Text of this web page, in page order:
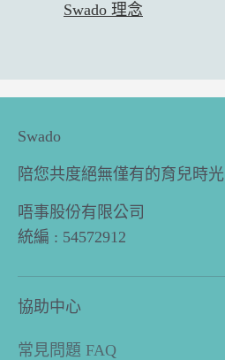
Swado 理念
Swado
陪您共度絕無僅有的育兒時光
唔事股份有限公司
統編 : 54572912
協助中心
常見問題 FAQ